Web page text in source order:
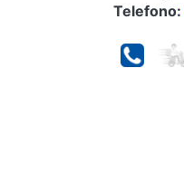
Telefono: